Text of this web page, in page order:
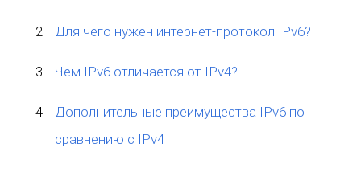
Для чего нужен интернет-протокол IPv6?
Чем IPv6 отличается от IPv4?
Дополнительные преимущества IPv6 по
сравнению с IPv4